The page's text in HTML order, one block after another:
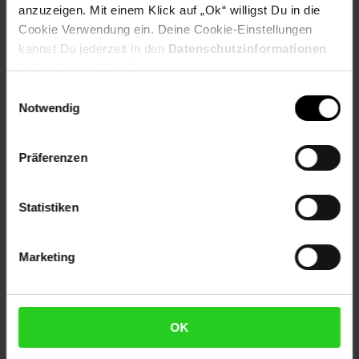
anzuzeigen. Mit einem Klick auf „Ok“ willigst Du in die
Cookie Verwendung ein. Deine Cookie-Einstellungen
kannst Du jederzeit in den Datenschutzinformationen
ändern bzw. widerrufen.
Notwendig
Präferenzen
Statistiken
Marketing
OK
Enthält nicht textile Teile tierischen Ursprungs: nein
Geschlecht: unisex
Grundpreisauszeichnungspflicht: nein
Industex S. L. | Av. dels Països Catalans, 34, 8a planta,
08950 Esplugues de Llobregat, Barcelona, Spanien |
WEEE Pflicht: true
Gewählte Variante:
Artikelnummer: 2278520000